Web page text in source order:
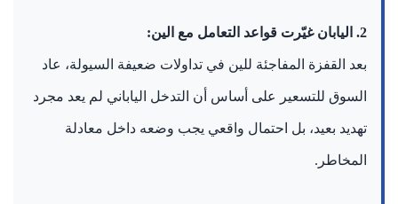
2. اليابان غيّرت قواعد التعامل مع الين:
بعد القفزة المفاجئة للين في تداولات ضعيفة السيولة، عاد
السوق للتسعير على أساس أن التدخل الياباني لم يعد مجرد
تهديد بعيد، بل احتمال واقعي يجب وضعه داخل معادلة
المخاطر.